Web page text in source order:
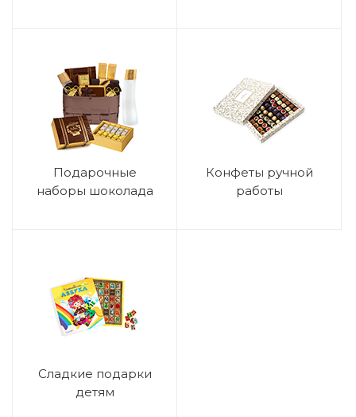
Подарочные
наборы шоколада
Конфеты ручной
работы
Сладкие подарки
детям